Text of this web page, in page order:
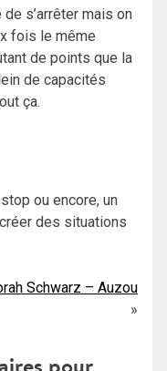
de s’arrêter mais on
fois le même
de points que la
de capacités
ça.
ou encore, un
des situations
Schwarz – Auzou